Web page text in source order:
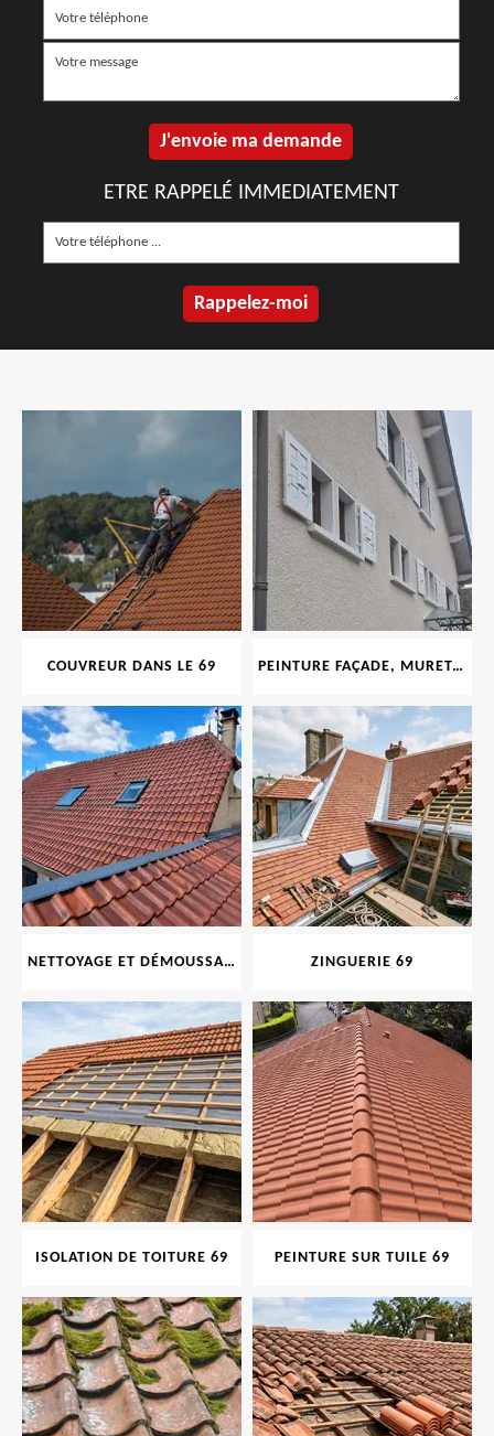
ETRE RAPPELÉ IMMEDIATEMENT
COUVREUR DANS LE 69 PEINTURE FAÇADE, MURET, TOITURE, BOISERIE, FERRONERIE, GOUTTIÈRE 69
NETTOYAGE ET DÉMOUSSAGE DE TOITURE ET FAÇADE 69 ZINGUERIE 69
ISOLATION DE TOITURE 69 PEINTURE SUR TUILE 69